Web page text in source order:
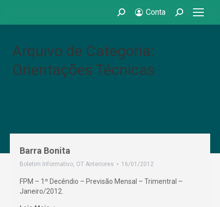
Search: Conta Search:
Arquivo de Categoria:
Orientações Técnicas
Barra Bonita
Boletim Informativo, OT Anteriores 16/01/2012
FPM – 1º Decêndio – Previsão Mensal – Trimentral –
Janeiro/2012.